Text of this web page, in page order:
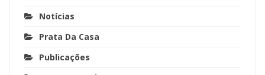
Notícias
Prata Da Casa
Publicações